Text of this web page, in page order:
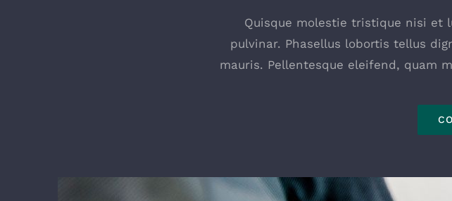
Quisque molestie tristique nisi et
pulvinar. Phasellus lobortis tellus
mauris. Pellentesque eleifend, quam